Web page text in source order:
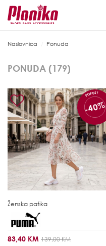
Naslovnica Ponuda
PONUDA (179)
POPUST
-40%
Ženska patika
83,40 KM 139,00 KM